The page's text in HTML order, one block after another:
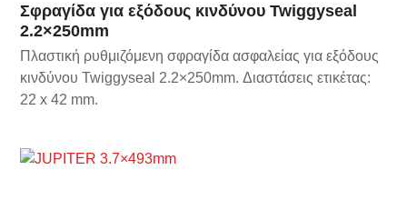
Σφραγίδα για εξόδους κινδύνου Twiggyseal
2.2×250mm
Πλαστική ρυθμιζόμενη σφραγίδα ασφαλείας για εξόδους
κινδύνου Twiggyseal 2.2×250mm. Διαστάσεις ετικέτας:
22 x 42 mm.